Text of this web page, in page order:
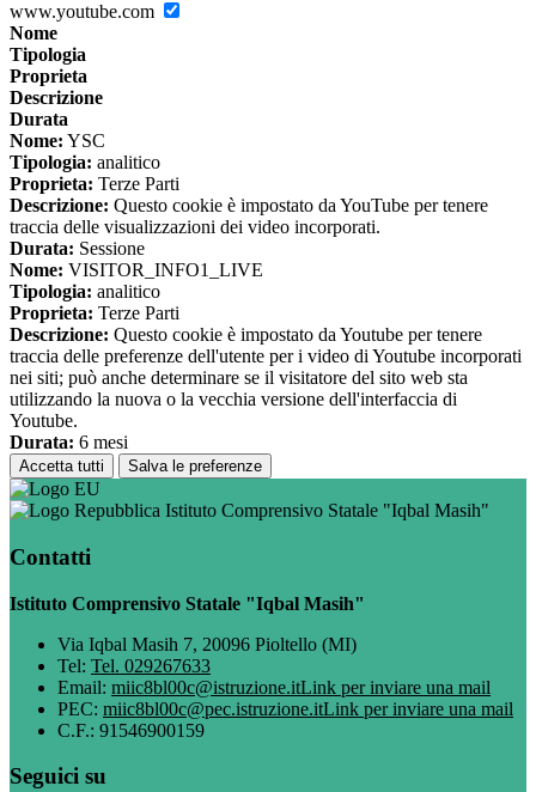
www.youtube.com
Nome
Tipologia
Proprieta
Descrizione
Durata
Nome: YSC
Tipologia: analitico
Proprieta: Terze Parti
Descrizione: Questo cookie è impostato da YouTube per tenere
traccia delle visualizzazioni dei video incorporati.
Durata: Sessione
Nome: VISITOR_INFO1_LIVE
Tipologia: analitico
Proprieta: Terze Parti
Descrizione: Questo cookie è impostato da Youtube per tenere
traccia delle preferenze dell'utente per i video di Youtube incorporati
nei siti; può anche determinare se il visitatore del sito web sta
utilizzando la nuova o la vecchia versione dell'interfaccia di
Youtube.
Durata: 6 mesi
Accetta tutti Salva le preferenze
Istituto Comprensivo Statale "Iqbal Masih"
Contatti
Istituto Comprensivo Statale "Iqbal Masih"
Via Iqbal Masih 7, 20096 Pioltello (MI)
Tel: Tel. 029267633
Email: miic8bl00c@istruzione.itLink per inviare una mail
PEC: miic8bl00c@pec.istruzione.itLink per inviare una mail
C.F.: 91546900159
Seguici su